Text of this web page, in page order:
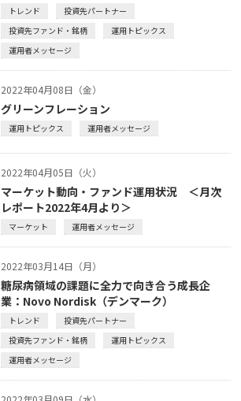
トレンド
投資先パートナー
投資先ファンド・銘柄
運用トピックス
運用者メッセージ
2022年04月08日（金）
グリーンフレーション
運用トピックス 運用者メッセージ
2022年04月05日（火）
マーケット動向・ファンド運用状況 ＜月次
レポート2022年4月より＞
マーケット 運用者メッセージ
2022年03月14日（月）
糖尿病領域の課題に全力で向き合う成長企
業：Novo Nordisk（デンマーク）
トレンド
投資先パートナー
投資先ファンド・銘柄
運用トピックス
運用者メッセージ